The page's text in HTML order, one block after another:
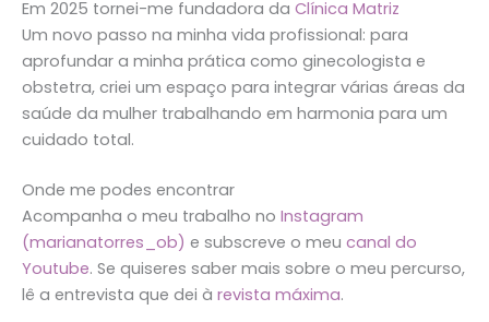
Em 2025 tornei-me fundadora da Clínica Matriz
Um novo passo na minha vida profissional: para
aprofundar a minha prática como ginecologista e
obstetra, criei um espaço para integrar várias áreas da
saúde da mulher trabalhando em harmonia para um
cuidado total.
Onde me podes encontrar
Acompanha o meu trabalho no Instagram
(marianatorres_ob) e subscreve o meu canal do
Youtube. Se quiseres saber mais sobre o meu percurso,
lê a entrevista que dei à revista máxima.